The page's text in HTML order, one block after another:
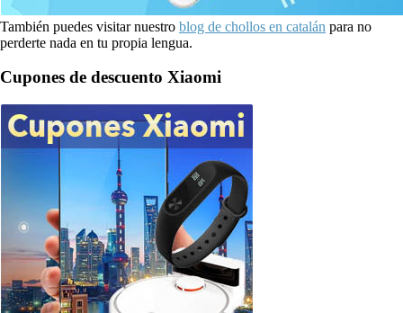
También puedes visitar nuestro blog de chollos en catalán para no
perderte nada en tu propia lengua.
Cupones de descuento Xiaomi